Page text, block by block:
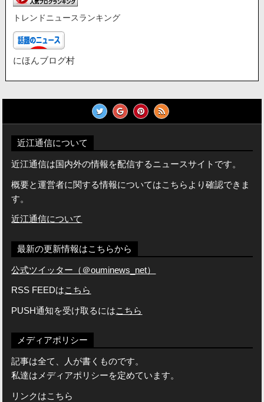
トレンドニュースランキング
にほんブログ村
近江通信について
近江通信は国内外の情報を配信するニュースサイトです。
概要と運営者に関する情報についてはこちらより確認できま
す。
近江通信について
最新の更新情報はこちらから
公式ツイッター（＠ouminews_net）
RSS FEEDはこちら
PUSH通知を受け取るにはこちら
メディアポリシー
記事は全て、人が書くものです。
私達はメディアポリシーを定めています。
リンクはこちら